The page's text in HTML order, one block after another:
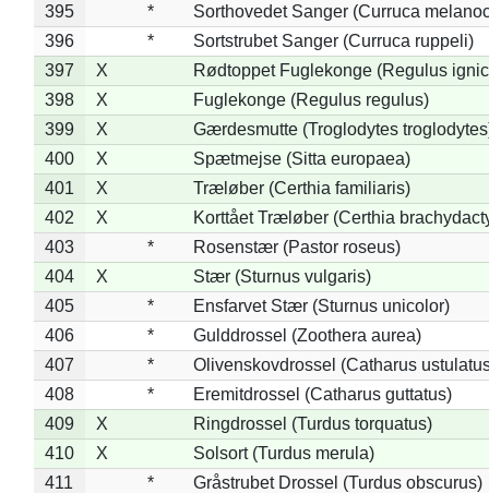
395
*
Sorthovedet Sanger (Curruca
396
*
Sortstrubet Sanger (Curruca ruppeli)
397
X
Rødtoppet Fuglekonge (Regulus
398
X
Fuglekonge (Regulus regulus)
399
X
Gærdesmutte (Troglodytes
400
X
Spætmejse (Sitta europaea)
401
X
Træløber (Certhia familiaris)
402
X
Korttået Træløber (Certhia
403
*
Rosenstær (Pastor roseus)
404
X
Stær (Sturnus vulgaris)
405
*
Ensfarvet Stær (Sturnus unicolor)
406
*
Gulddrossel (Zoothera aurea)
407
*
Olivenskovdrossel (Catharus
408
*
Eremitdrossel (Catharus guttatus)
409
X
Ringdrossel (Turdus torquatus)
410
X
Solsort (Turdus merula)
411
*
Gråstrubet Drossel (Turdus obscurus)